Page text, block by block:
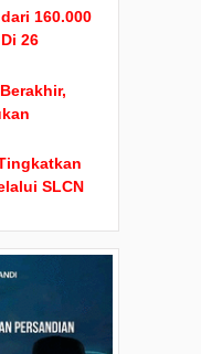
160.000
26
SLCN